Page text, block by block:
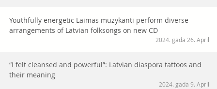
Youthfully energetic Laimas muzykanti perform diverse
arrangements of Latvian folksongs on new CD
2024. gada 26. April
“I felt cleansed and powerful”: Latvian diaspora tattoos and
their meaning
2024. gada 9. April